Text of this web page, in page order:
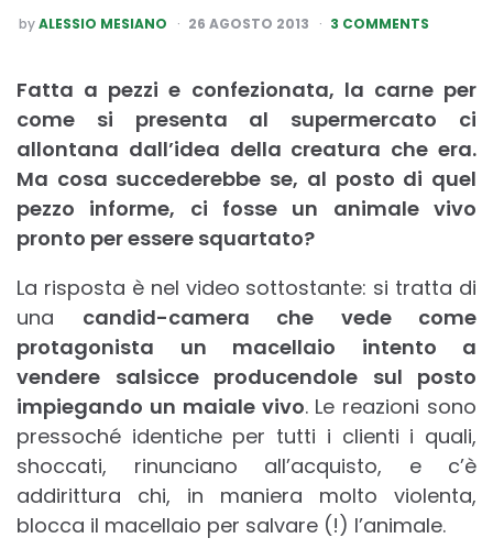
POSTED
BY
byALESSIO MESIANO 26 AGOSTO 2013 3 COMMENTS
Fatta a pezzi e confezionata, la carne per
come si presenta al supermercato ci
allontana dall’idea della creatura che era.
Ma cosa succederebbe se, al posto di quel
pezzo informe, ci fosse un animale vivo
pronto per essere squartato?
La risposta è nel video sottostante: si tratta di
una candid-camera che vede come
protagonista un macellaio intento a
vendere salsicce producendole sul posto
impiegando un maiale vivo. Le reazioni sono
pressoché identiche per tutti i clienti i quali,
shoccati, rinunciano all’acquisto, e c’è
addirittura chi, in maniera molto violenta,
blocca il macellaio per salvare (!) l’animale.